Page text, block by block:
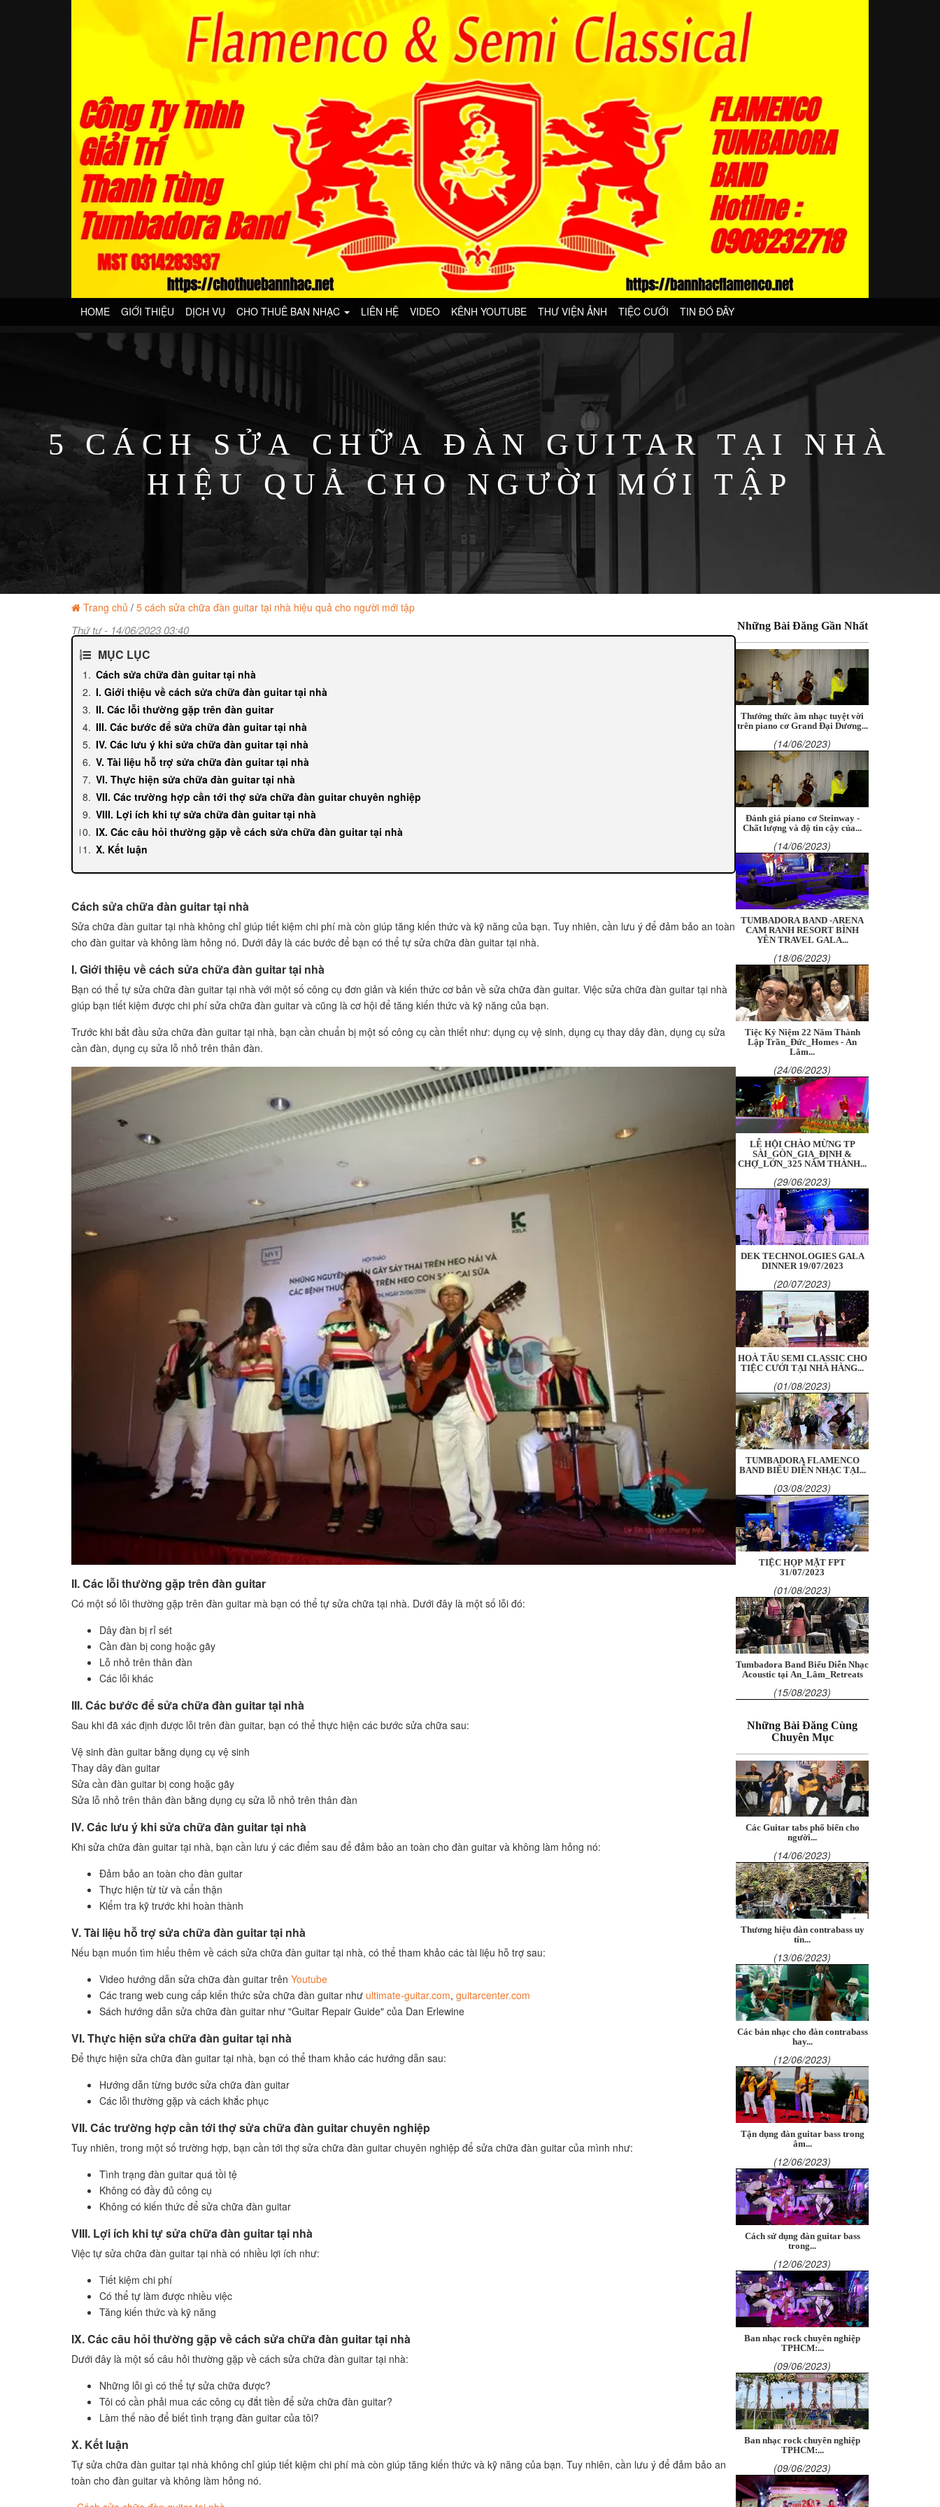
HOME GIỚI THIỆU DỊCH VỤ CHO THUÊ BAN NHẠC LIÊN HỆ VIDEO KÊNH YOUTUBE THƯ VIỆN ẢNH TIỆC CƯỚI TIN ĐÓ ĐÂY
5 CÁCH SỬA CHỮA ĐÀN GUITAR TẠI NHÀ
HIỆU QUẢ CHO NGƯỜI MỚI TẬP
Trang chủ / 5 cách sửa chữa đàn guitar tại nhà hiệu quả cho người mới tập
Thứ tư - 14/06/2023 03:40
MỤC LỤC
Cách sửa chữa đàn guitar tại nhà
I. Giới thiệu về cách sửa chữa đàn guitar tại nhà
II. Các lỗi thường gặp trên đàn guitar
III. Các bước để sửa chữa đàn guitar tại nhà
IV. Các lưu ý khi sửa chữa đàn guitar tại nhà
V. Tài liệu hỗ trợ sửa chữa đàn guitar tại nhà
VI. Thực hiện sửa chữa đàn guitar tại nhà
VII. Các trường hợp cần tới thợ sửa chữa đàn guitar chuyên nghiệp
VIII. Lợi ích khi tự sửa chữa đàn guitar tại nhà
IX. Các câu hỏi thường gặp về cách sửa chữa đàn guitar tại nhà
X. Kết luận
Cách sửa chữa đàn guitar tại nhà
Sửa chữa đàn guitar tại nhà không chỉ giúp tiết kiệm chi phí mà còn giúp tăng kiến thức và kỹ năng của bạn. Tuy nhiên, cần lưu ý để đảm bảo an toàn
cho đàn guitar và không làm hỏng nó. Dưới đây là các bước để bạn có thể tự sửa chữa đàn guitar tại nhà.
I. Giới thiệu về cách sửa chữa đàn guitar tại nhà
Bạn có thể tự sửa chữa đàn guitar tại nhà với một số công cụ đơn giản và kiến thức cơ bản về sửa chữa đàn guitar. Việc sửa chữa đàn guitar tại nhà
giúp bạn tiết kiệm được chi phí sửa chữa đàn guitar và cũng là cơ hội để tăng kiến thức và kỹ năng của bạn.
Trước khi bắt đầu sửa chữa đàn guitar tại nhà, bạn cần chuẩn bị một số công cụ cần thiết như: dụng cụ vệ sinh, dụng cụ thay dây đàn, dụng cụ sửa
cần đàn, dụng cụ sửa lỗ nhỏ trên thân đàn.
II. Các lỗi thường gặp trên đàn guitar
Có một số lỗi thường gặp trên đàn guitar mà bạn có thể tự sửa chữa tại nhà. Dưới đây là một số lỗi đó:
Dây đàn bị rỉ sét
Cần đàn bị cong hoặc gãy
Lỗ nhỏ trên thân đàn
Các lỗi khác
III. Các bước để sửa chữa đàn guitar tại nhà
Sau khi đã xác định được lỗi trên đàn guitar, bạn có thể thực hiện các bước sửa chữa sau:
Vệ sinh đàn guitar bằng dụng cụ vệ sinh
Thay dây đàn guitar
Sửa cần đàn guitar bị cong hoặc gãy
Sửa lỗ nhỏ trên thân đàn bằng dụng cụ sửa lỗ nhỏ trên thân đàn
IV. Các lưu ý khi sửa chữa đàn guitar tại nhà
Khi sửa chữa đàn guitar tại nhà, bạn cần lưu ý các điểm sau để đảm bảo an toàn cho đàn guitar và không làm hỏng nó:
Đảm bảo an toàn cho đàn guitar
Thực hiện từ từ và cẩn thận
Kiểm tra kỹ trước khi hoàn thành
V. Tài liệu hỗ trợ sửa chữa đàn guitar tại nhà
Nếu bạn muốn tìm hiểu thêm về cách sửa chữa đàn guitar tại nhà, có thể tham khảo các tài liệu hỗ trợ sau:
Video hướng dẫn sửa chữa đàn guitar trên Youtube
Các trang web cung cấp kiến thức sửa chữa đàn guitar như ultimate-guitar.com, guitarcenter.com
Sách hướng dẫn sửa chữa đàn guitar như "Guitar Repair Guide" của Dan Erlewine
VI. Thực hiện sửa chữa đàn guitar tại nhà
Để thực hiện sửa chữa đàn guitar tại nhà, bạn có thể tham khảo các hướng dẫn sau:
Hướng dẫn từng bước sửa chữa đàn guitar
Các lỗi thường gặp và cách khắc phục
VII. Các trường hợp cần tới thợ sửa chữa đàn guitar chuyên nghiệp
Tuy nhiên, trong một số trường hợp, bạn cần tới thợ sửa chữa đàn guitar chuyên nghiệp để sửa chữa đàn guitar của mình như:
Tình trạng đàn guitar quá tồi tệ
Không có đầy đủ công cụ
Không có kiến thức để sửa chữa đàn guitar
VIII. Lợi ích khi tự sửa chữa đàn guitar tại nhà
Việc tự sửa chữa đàn guitar tại nhà có nhiều lợi ích như:
Tiết kiệm chi phí
Có thể tự làm được nhiều việc
Tăng kiến thức và kỹ năng
IX. Các câu hỏi thường gặp về cách sửa chữa đàn guitar tại nhà
Dưới đây là một số câu hỏi thường gặp về cách sửa chữa đàn guitar tại nhà:
Những lỗi gì có thể tự sửa chữa được?
Tôi có cần phải mua các công cụ đắt tiền để sửa chữa đàn guitar?
Làm thế nào để biết tình trạng đàn guitar của tôi?
X. Kết luận
Tự sửa chữa đàn guitar tại nhà không chỉ giúp tiết kiệm chi phí mà còn giúp tăng kiến thức và kỹ năng của bạn. Tuy nhiên, cần lưu ý để đảm bảo an
toàn cho đàn guitar và không làm hỏng nó.
Những Bài Đăng Gần Nhất
Thưởng thức âm nhạc tuyệt vời
trên piano cơ Grand Đại Dương...
(14/06/2023)
Đánh giá piano cơ Steinway -
Chất lượng và độ tin cậy của...
(14/06/2023)
TUMBADORA BAND -ARENA
CAM RANH RESORT BÌNH
YÊN TRAVEL GALA...
(18/06/2023)
Tiệc Kỷ Niệm 22 Năm Thành
Lập Trần_Đức_Homes - An
Lâm...
(24/06/2023)
LỄ HỘI CHÀO MỪNG TP
SÀI_GÒN_GIA_ĐỊNH &
CHỢ_LỚN_325 NĂM THÀNH...
(29/06/2023)
DEK TECHNOLOGIES GALA
DINNER 19/07/2023
(20/07/2023)
HOÀ TẤU SEMI CLASSIC CHO
TIỆC CƯỚI TẠI NHÀ HÀNG...
(01/08/2023)
TUMBADORA FLAMENCO
BAND BIỂU DIỄN NHẠC TẠI...
(03/08/2023)
TIỆC HỌP MẶT FPT
31/07/2023
(01/08/2023)
Tumbadora Band Biểu Diễn Nhạc
Acoustic tại An_Lâm_Retreats
(15/08/2023)
Những Bài Đăng Cùng
Chuyên Mục
Các Guitar tabs phổ biến cho
người...
(14/06/2023)
Thương hiệu đàn contrabass uy
tín...
(13/06/2023)
Các bản nhạc cho đàn contrabass
hay...
(12/06/2023)
Tận dụng đàn guitar bass trong
âm...
(12/06/2023)
Cách sử dụng đàn guitar bass
trong...
(12/06/2023)
Ban nhạc rock chuyên nghiệp
TPHCM:...
(09/06/2023)
Ban nhạc rock chuyên nghiệp
TPHCM:...
(09/06/2023)